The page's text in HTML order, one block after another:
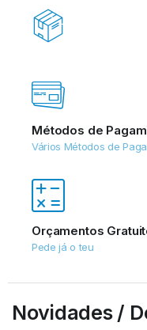
Métodos de
Vários Métodos de
Orçamentos
Pede já o teu
Novidades /